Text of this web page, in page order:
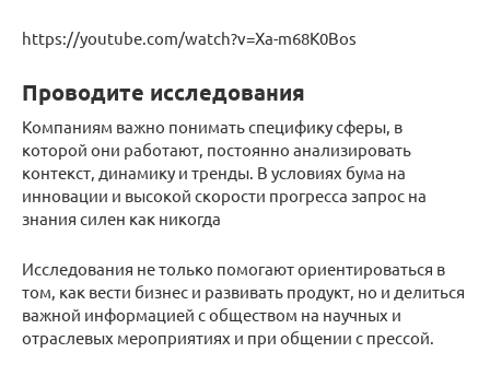
https://youtube.com/watch?v=Xa-m68K0Bos
Проводите исследования
Компаниям важно понимать специфику сферы, в
которой они работают, постоянно анализировать
контекст, динамику и тренды. В условиях бума на
инновации и высокой скорости прогресса запрос на
знания силен как никогда
Исследования не только помогают ориентироваться в
том, как вести бизнес и развивать продукт, но и делиться
важной информацией с обществом на научных и
отраслевых мероприятиях и при общении с прессой.